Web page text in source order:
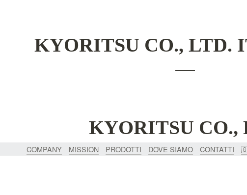
KYORITSU CO., LTD.
KYORITSU CO.,
COMPANY MISSION PRODOTTI DOVE SIAMO CONTATTI